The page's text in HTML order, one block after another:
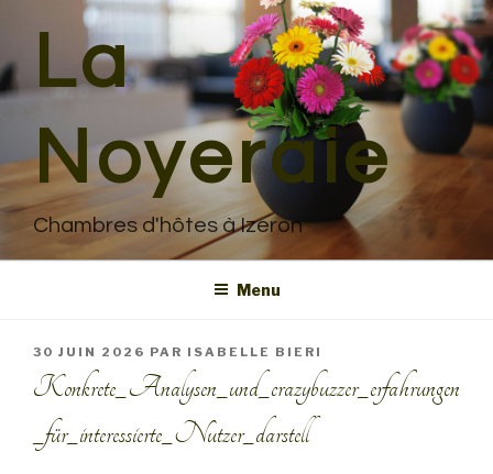
contenu
principalLa
Noyeraie
Chambres d'hôtes à Izeron
Menu
PUBLIÉ
LE
30 JUIN 2026 PAR ISABELLE BIERI
Konkrete_Analysen_und_crazybuzzer_erfahrungen
_für_interessierte_Nutzer_darstell